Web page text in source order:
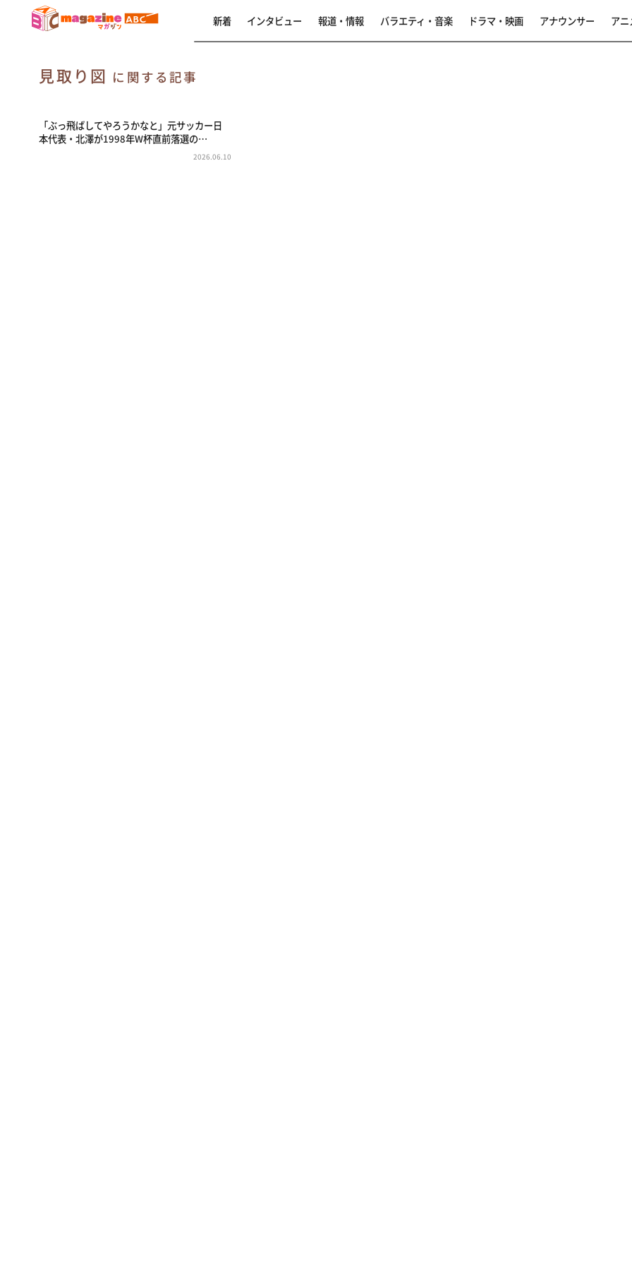
新着 インタビュー 報道・情報 バラエティ・音楽 ドラマ・映画 アナウンサー アニ
見取り図 に関する記事
「ぶっ飛ばしてやろうかなと」元サッカー日
本代表・北澤が1998年W杯直前落選の…
2026.06.10